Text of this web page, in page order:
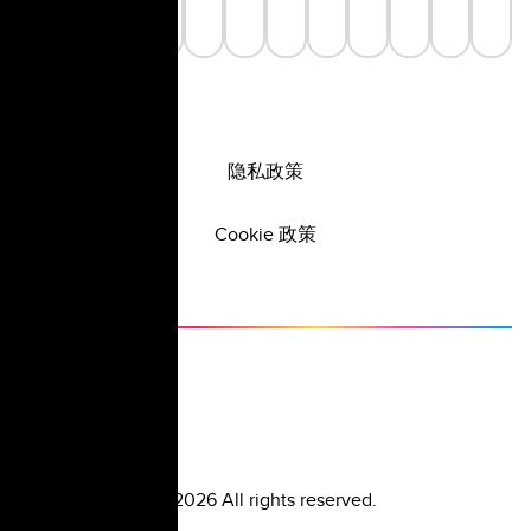
隐私政策
Cookie 政策
2026All rights reserved.